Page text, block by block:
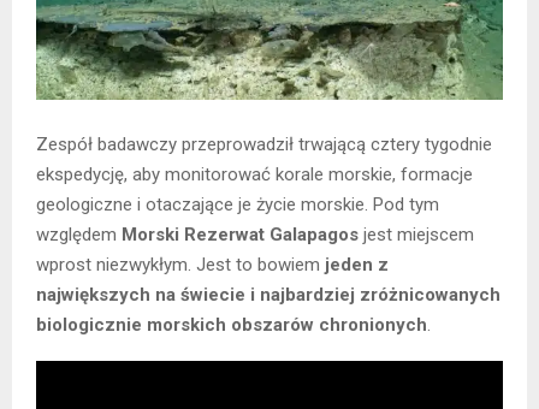
Zespół badawczy przeprowadził trwającą cztery tygodnie
ekspedycję, aby monitorować korale morskie, formacje
geologiczne i otaczające je życie morskie. Pod tym
względem Morski Rezerwat Galapagos jest miejscem
wprost niezwykłym. Jest to bowiem jeden z
największych na świecie i najbardziej zróżnicowanych
biologicznie morskich obszarów chronionych.